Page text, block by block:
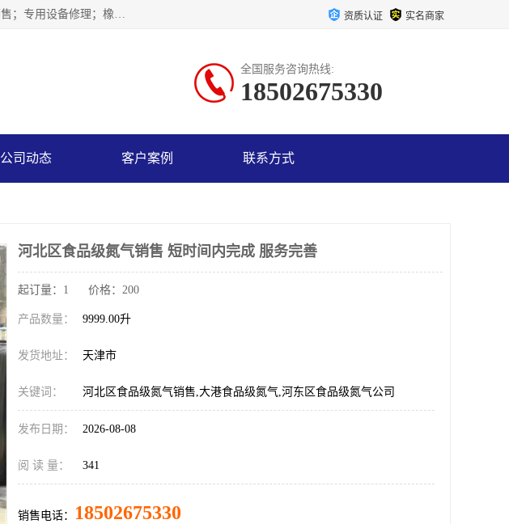
天津永腾气体销售有限公司成立于2020年，注册地位于天津市滨海新区。经营范围包括：专用化学产品销售；专用设备修理；橡胶制品销售；气体压缩机械销售；特种设备销售；仪器仪表销售；机械设备租赁；五金产品批发；食品添加剂销售等，主要供应：氧气、乙炔、氮气、氩气、氢气、氦气、液氨、液氮、一氧化碳、二氧化碳等，各种工业气体，高纯气体，食品级气体。 资质认证 实名商家
全国服务咨询热线:
18502675330
公司动态 客户案例 联系方式
河北区食品级氮气销售 短时间内完成 服务完善
起订量：1 价格：200
产品数量： 9999.00升
发货地址： 天津市
关键词： 河北区食品级氮气销售,大港食品级氮气,河东区食品级氮气公司
发布日期： 2026-08-08
阅 读 量： 341
销售电话： 18502675330